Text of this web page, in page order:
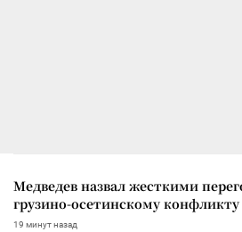
Медведев назвал жесткими
грузино-осетинскому конфликту
19 минут назад